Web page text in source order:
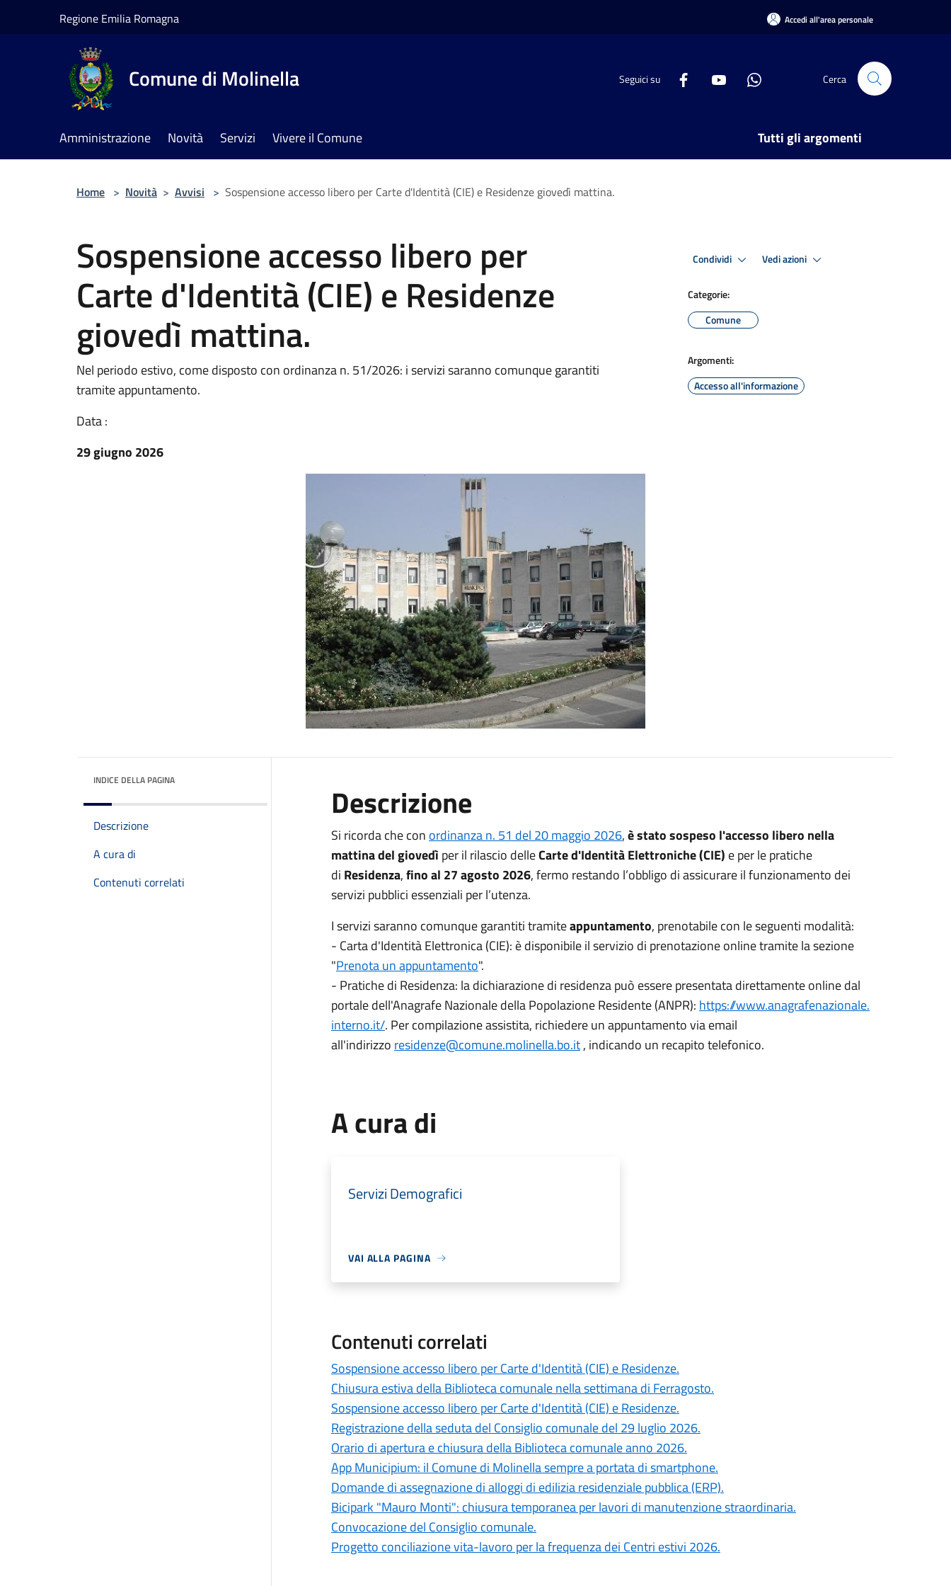
Regione Emilia Romagna Accedi all'area personale
Comune di Molinella Seguici su Cerca
Amministrazione Novità Servizi Vivere il Comune Tutti gli argomenti
Home > Novità > Avvisi > Sospensione accesso libero per Carte d'Identità (CIE) e Residenze giovedì mattina.
Sospensione accesso libero per
Carte d'Identità (CIE) e Residenze
giovedì mattina.
Nel periodo estivo, come disposto con ordinanza n. 51/2026: i servizi saranno comunque garantiti
tramite appuntamento.
Data :
29 giugno 2026
Condividi Vedi azioni
Categorie:
Comune
Argomenti:
Accesso all'informazione
INDICE DELLA PAGINA
Descrizione
A cura di
Contenuti correlati
Descrizione
Si ricorda che con ordinanza n. 51 del 20 maggio 2026,è stato sospeso l'accesso libero nella
mattina del giovedì per il rilascio delleCarte d'Identità Elettroniche (CIE) e per le pratiche
di Residenza,fino al 27 agosto 2026, fermo restando l’obbligo di assicurare il funzionamento dei
servizi pubblici essenziali per l’utenza.
I servizi saranno comunque garantiti tramiteappuntamento, prenotabile con le seguenti modalità:
- Carta d'Identità Elettronica (CIE): è disponibile il servizio di prenotazione online tramite la sezione
"Prenota un appuntamento".
- Pratiche di Residenza: la dichiarazione di residenza può essere presentata direttamente online dal
portale dell'Anagrafe Nazionale della Popolazione Residente (ANPR): https://www.anagrafenazionale.
interno.it/. Per compilazione assistita, richiedere un appuntamento via email
all'indirizzo residenze@comune.molinella.bo.it, indicando un recapito telefonico.
A cura di
Servizi Demografici
VAI ALLA PAGINA
Contenuti correlati
Sospensione accesso libero per Carte d'Identità (CIE) e Residenze.
Chiusura estiva della Biblioteca comunale nella settimana di Ferragosto.
Sospensione accesso libero per Carte d'Identità (CIE) e Residenze.
Registrazione della seduta del Consiglio comunale del 29 luglio 2026.
Orario di apertura e chiusura della Biblioteca comunale anno 2026.
App Municipium: il Comune di Molinella sempre a portata di smartphone.
Domande di assegnazione di alloggi di edilizia residenziale pubblica (ERP).
Bicipark "Mauro Monti": chiusura temporanea per lavori di manutenzione straordinaria.
Convocazione del Consiglio comunale.
Progetto conciliazione vita-lavoro per la frequenza dei Centri estivi 2026.